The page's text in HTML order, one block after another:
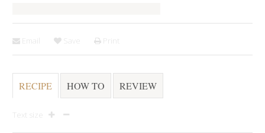
Email Save Print
RECIPE HOW TO REVIEW
Text size